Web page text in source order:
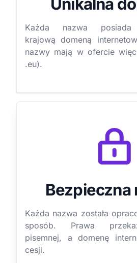
Unikalna
Każda nazwa posiada
krajową domeną
nazwy mają w ofercie
.eu).
Bezpieczna
Każda nazwa została
sposób. Prawa
pisemnej, a domenę
cesji.